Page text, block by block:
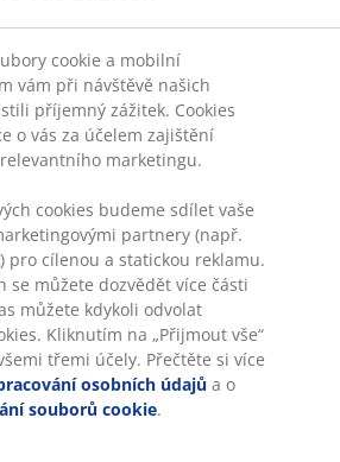
do interiéru nábytek s vícero
pohovkaje jedním ze skvělých
který splňuje dvě funkce.
taburet, který kromě sezení skvěle
světlejší nábytek s
malý byt je lepší volit design
cookie a mobilní
vám při návštěvě našich
příjemný zážitek. Cookies
o vás za účelem zajištění
marketingu.
cookies budeme sdílet vaše
partnery (např.
pro cílenou a statickou reklamu.
se můžete dozvědět více části
můžete kdykoli odvolat
Kliknutím na „Přijmout vše“
třemi účely. Přečtěte si více
osobních údajů a o
souborů cookie.